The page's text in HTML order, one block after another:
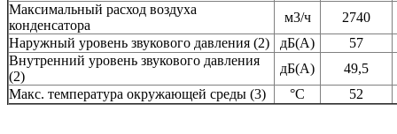
Максимальный расход воздуха
конденсатора
м3/ч
2740
Наружный уровень звукового давления (2)
дБ(А)
57
Внутренний уровень звукового давления
(2)
дБ(А)
49,5
Mакс. температура окружающей среды (3)
°C 52